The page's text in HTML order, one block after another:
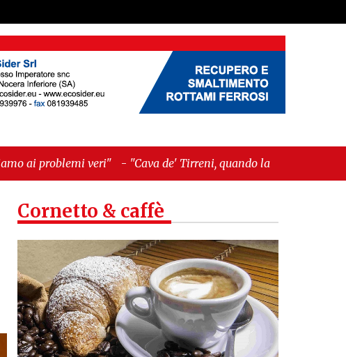
-"Cava de' Tirreni, quando la burocrazia dimentica
Cornetto & caffè